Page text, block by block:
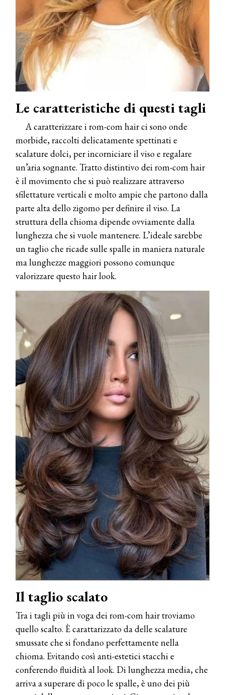
Le caratteristiche di questi tagli
A caratterizzare i rom-com hair ci sono onde
morbide, raccolti delicatamente spettinati e
scalature dolci, per incorniciare il viso e regalare
un’aria sognante. Tratto distintivo dei rom-com hair
è il movimento che si può realizzare attraverso
sfilettature verticali e molto ampie che partono dalla
parte alta dello zigomo per definire il viso. La
struttura della chioma dipende ovviamente dalla
lunghezza che si vuole mantenere. L’ideale sarebbe
un taglio che ricade sulle spalle in maniera naturale
ma lunghezze maggiori possono comunque
valorizzare questo hair look.
Il taglio scalato
Tra i tagli più in voga dei rom-com hair troviamo
quello scalto. È carattarizzato da delle scalature
smussate che si fondano perfettamente nella
chioma. Evitando così anti-estetici stacchi e
conferendo fluidità al look. Di lunghezza media, che
arriva a superare di poco le spalle, è uno dei più